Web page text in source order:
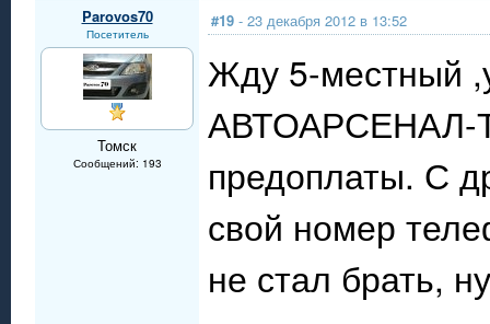
Parovos70
Посетитель
Томск
Сообщений: 193
#19 - 23 декабря 2012 в 13:52
Жду 5-местный
АВТОАРСЕНАЛ-Т
предоплаты. С
свой номер
не стал брать,